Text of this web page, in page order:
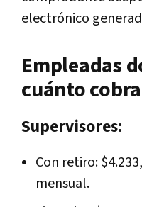
electrónico
Empleadas
cuánto
Supervisores:
Con retiro:
mensual.